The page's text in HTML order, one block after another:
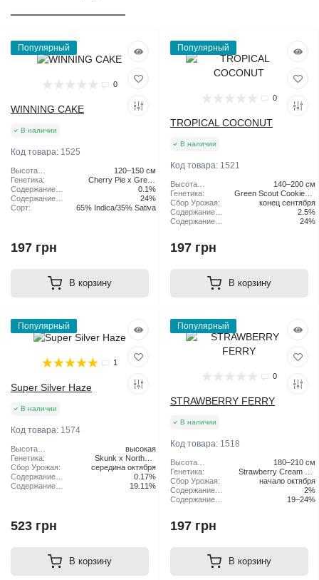
Популярный
0
WINNING CAKE
В наличии
Код товара: 1525
Высота
растения:
120–150 см
Генетика:
Cherry Pie x Green
Scout Cookies
Содержание
CBD:
0.1%
Содержание
ТГК:
24%
Сорт:
65% Indica/35% Sativa
197 грн
В корзину
Популярный
0
TROPICAL COCONUT
В наличии
Код товара: 1521
Высота
растения:
140–200 см
Генетика:
Green Scout Cookies x
Tangie
Сбор Урожая:
конец сентября
Содержание
CBD:
2.5%
Содержание
24%
197 грн
В корзину
Популярный
1
Super Silver Haze
В наличии
Код товара: 1574
Высота
растения:
высокая
Генетика:
Skunk x Northern
Lights x Haze
Сбор Урожая:
середина октября
Содержание
CBD:
0.17%
Содержание
19.11%
523 грн
В корзину
Популярный
0
STRAWBERRY FERRY
В наличии
Код товара: 1518
Высота
растения:
180–210 см
Генетика:
Strawberry Cream Pie
x Original Haze
Сбор Урожая:
начало октября
Содержание
CBD:
2%
Содержание
19–24%
197 грн
В корзину